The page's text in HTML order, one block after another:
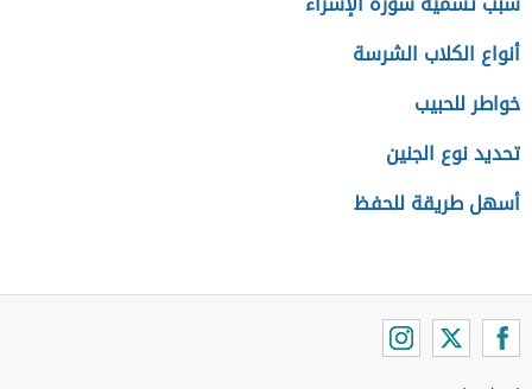
أنواع الكلاب الشرسة
خواطر للحبيب
تحديد نوع الجنين
أسهل طريقة للحفظ